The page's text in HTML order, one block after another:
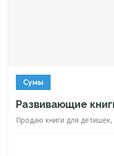
Сумы
Развивающие
Продаю книги для